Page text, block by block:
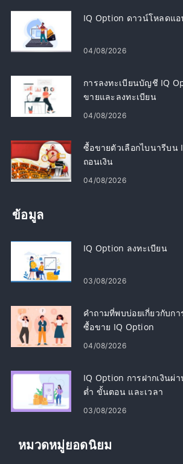
IQ Option ดาวน์โหลดแ
04/08/2026
การลงทะเบียนบัญชี IQ
ขายและลงทะเบียน
04/08/2026
ซื้อขายตัวเลือกไบนารีบน
ถอนเงิน
04/08/2026
ข้อมูล
IQ Option ลงทะเบียน
03/08/2026
คำถามที่พบบ่อยเกี่ยวกับก
ซื้อขาย IQ Option
04/08/2026
IQ Option การฝากเงินผ่
ต่ำ ขั้นตอน และเวลา
03/08/2026
หมวดหมู่ยอดนิยม